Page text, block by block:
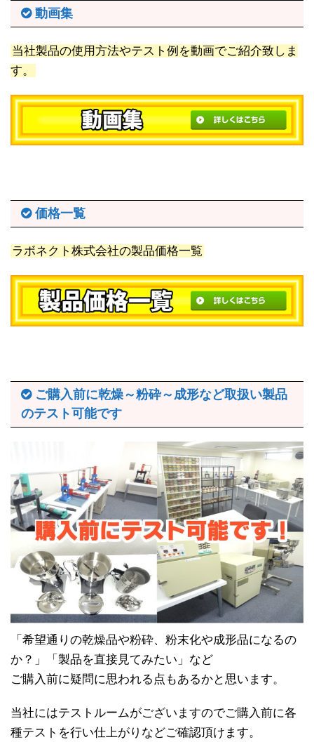
動画集
当社製品の使用方法やテスト例を動画でご紹介致しま
す。
価格一覧
ラボネクト株式会社の製品価格一覧
ご購入前に乾燥～粉砕～成形など取扱い製品
のテスト可能です
「希望通りの乾燥品や粉砕、粉末化や成形品になるの
か？」「製品を直接見てみたい」など
ご購入前に疑問に思われる点もあるかと思います。
当社にはテストルームがございますのでご購入前に各
種テストを行い仕上がりなどご確認頂けます。